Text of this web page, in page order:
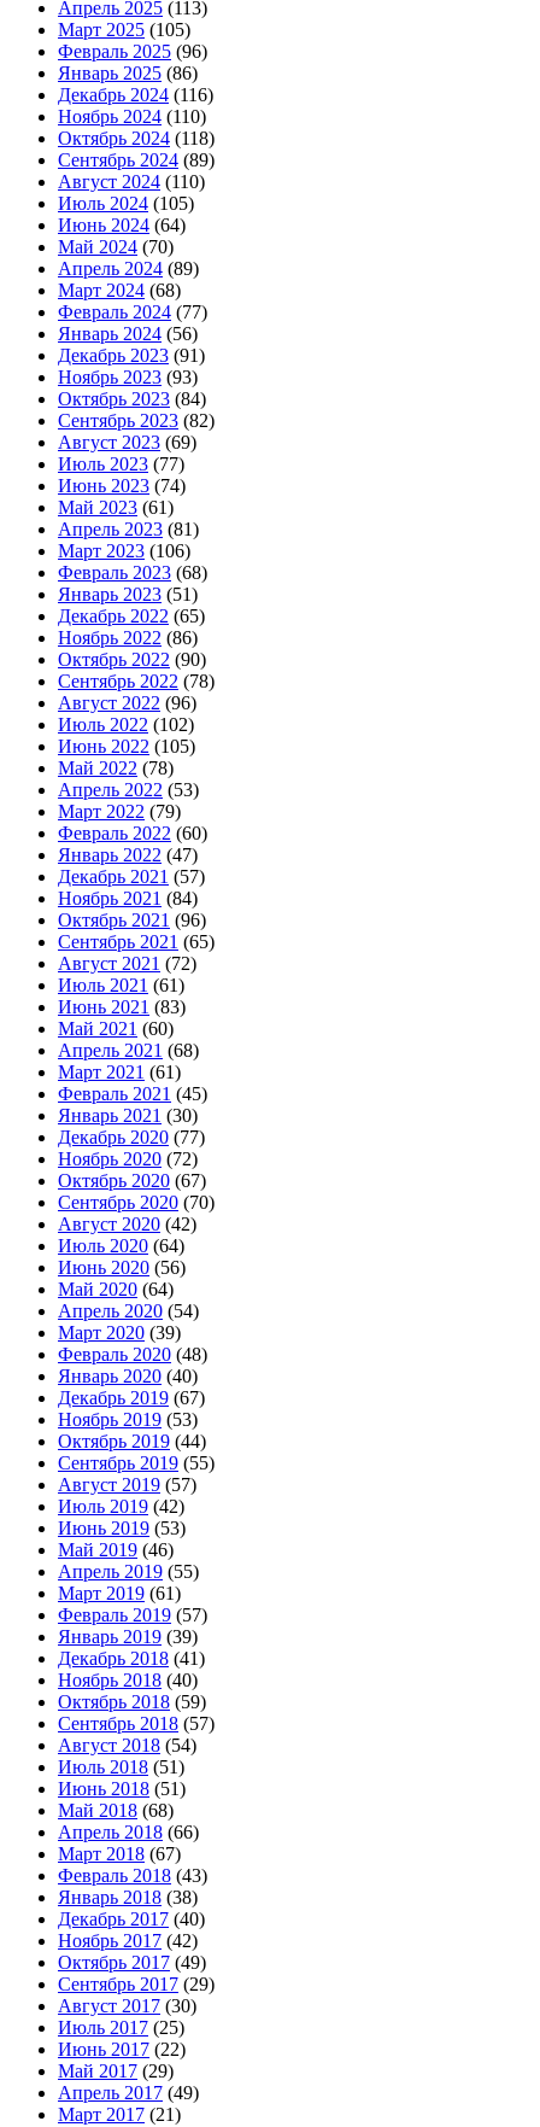
Апрель 2025 (113)
Март 2025 (105)
Февраль 2025 (96)
Январь 2025 (86)
Декабрь 2024 (116)
Ноябрь 2024 (110)
Октябрь 2024 (118)
Сентябрь 2024 (89)
Август 2024 (110)
Июль 2024 (105)
Июнь 2024 (64)
Май 2024 (70)
Апрель 2024 (89)
Март 2024 (68)
Февраль 2024 (77)
Январь 2024 (56)
Декабрь 2023 (91)
Ноябрь 2023 (93)
Октябрь 2023 (84)
Сентябрь 2023 (82)
Август 2023 (69)
Июль 2023 (77)
Июнь 2023 (74)
Май 2023 (61)
Апрель 2023 (81)
Март 2023 (106)
Февраль 2023 (68)
Январь 2023 (51)
Декабрь 2022 (65)
Ноябрь 2022 (86)
Октябрь 2022 (90)
Сентябрь 2022 (78)
Август 2022 (96)
Июль 2022 (102)
Июнь 2022 (105)
Май 2022 (78)
Апрель 2022 (53)
Март 2022 (79)
Февраль 2022 (60)
Январь 2022 (47)
Декабрь 2021 (57)
Ноябрь 2021 (84)
Октябрь 2021 (96)
Сентябрь 2021 (65)
Август 2021 (72)
Июль 2021 (61)
Июнь 2021 (83)
Май 2021 (60)
Апрель 2021 (68)
Март 2021 (61)
Февраль 2021 (45)
Январь 2021 (30)
Декабрь 2020 (77)
Ноябрь 2020 (72)
Октябрь 2020 (67)
Сентябрь 2020 (70)
Август 2020 (42)
Июль 2020 (64)
Июнь 2020 (56)
Май 2020 (64)
Апрель 2020 (54)
Март 2020 (39)
Февраль 2020 (48)
Январь 2020 (40)
Декабрь 2019 (67)
Ноябрь 2019 (53)
Октябрь 2019 (44)
Сентябрь 2019 (55)
Август 2019 (57)
Июль 2019 (42)
Июнь 2019 (53)
Май 2019 (46)
Апрель 2019 (55)
Март 2019 (61)
Февраль 2019 (57)
Январь 2019 (39)
Декабрь 2018 (41)
Ноябрь 2018 (40)
Октябрь 2018 (59)
Сентябрь 2018 (57)
Август 2018 (54)
Июль 2018 (51)
Июнь 2018 (51)
Май 2018 (68)
Апрель 2018 (66)
Март 2018 (67)
Февраль 2018 (43)
Январь 2018 (38)
Декабрь 2017 (40)
Ноябрь 2017 (42)
Октябрь 2017 (49)
Сентябрь 2017 (29)
Август 2017 (30)
Июль 2017 (25)
Июнь 2017 (22)
Май 2017 (29)
Апрель 2017 (49)
Март 2017 (21)